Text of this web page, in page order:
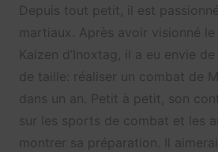
Depuis tout petit, il est
martiaux. Après avoir visionné
Kaizen d’Inoxtag, il a eu envie
de taille: réaliser un combat de
dans un an. Petit à petit, son
sur les sports de combat et les
montrer sa préparation. Il